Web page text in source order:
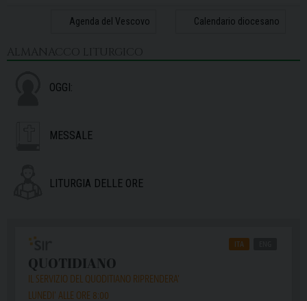
Agenda del Vescovo Calendario diocesano
ALMANACCO LITURGICO
OGGI:
MESSALE
LITURGIA DELLE ORE